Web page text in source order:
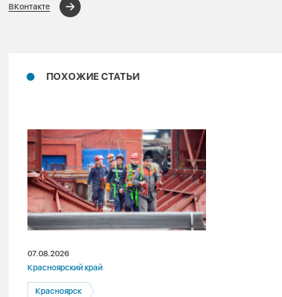
ВКонтакте
ПОХОЖИЕ СТАТЬИ
07.08.2026
Красноярский край
Красноярск